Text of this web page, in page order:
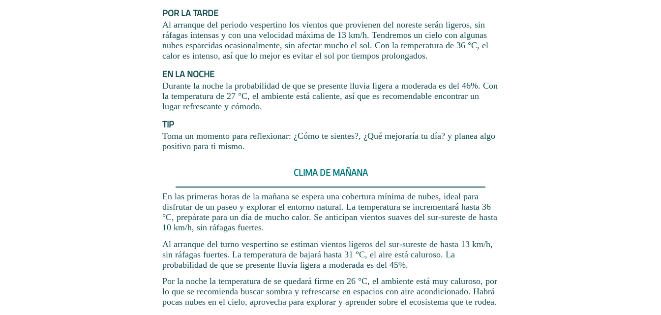
POR LA TARDE
Al arranque del periodo vespertino los vientos que provienen del noreste serán ligeros, sin
ráfagas intensas y con una velocidad máxima de 13 km/h. Tendremos un cielo con algunas
nubes esparcidas ocasionalmente, sin afectar mucho el sol. Con la temperatura de 36 °C, el
calor es intenso, así que lo mejor es evitar el sol por tiempos prolongados.
EN LA NOCHE
Durante la noche la probabilidad de que se presente lluvia ligera a moderada es del 46%. Con
la temperatura de 27 °C, el ambiente está caliente, así que es recomendable encontrar un
lugar refrescante y cómodo.
TIP
Toma un momento para reflexionar: ¿Cómo te sientes?, ¿Qué mejoraría tu día? y planea algo
positivo para ti mismo.
CLIMA DE MAÑANA
En las primeras horas de la mañana se espera una cobertura mínima de nubes, ideal para
disfrutar de un paseo y explorar el entorno natural. La temperatura se incrementará hasta 36
°C, prepárate para un día de mucho calor. Se anticipan vientos suaves del sur-sureste de hasta
10 km/h, sin ráfagas fuertes.
Al arranque del turno vespertino se estiman vientos ligeros del sur-sureste de hasta 13 km/h,
sin ráfagas fuertes. La temperatura de bajará hasta 31 °C, el aire está caluroso. La
probabilidad de que se presente lluvia ligera a moderada es del 45%.
Por la noche la temperatura de se quedará firme en 26 °C, el ambiente está muy caluroso, por
lo que se recomienda buscar sombra y refrescarse en espacios con aire acondicionado. Habrá
pocas nubes en el cielo, aprovecha para explorar y aprender sobre el ecosistema que te rodea.